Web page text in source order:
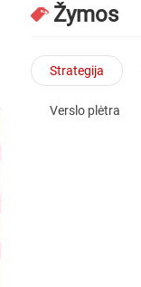
Žymos
Strategija
Verslo plėtra